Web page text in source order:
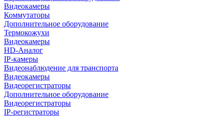
Видеокамеры
Коммутаторы
Дополнительное оборудование
Термокожухи
Видеокамеры
HD-Аналог
IP-камеры
Видеонаблюдение для транспорта
Видеокамеры
Видеорегистраторы
Дополнительное оборудование
Видеорегистраторы
IP-регистраторы